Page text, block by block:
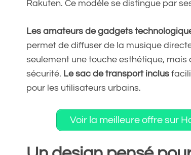
Rakuten. Ce modèle se distingue par
Les amateurs de gadgets
permet de diffuser de la musique
seulement une touche esthétique,
sécurité. Le sac de transport inclus
pour les utilisateurs urbains.
Voir la meilleure offre sur